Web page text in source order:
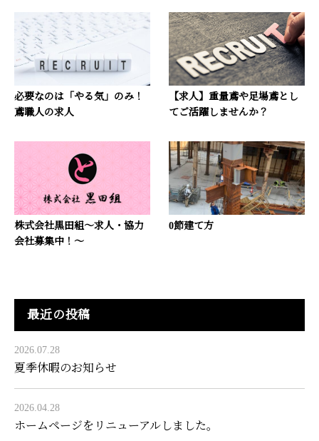
必要なのは「やる気」のみ！
鳶職人の求人
【求人】重量鳶や足場鳶とし
てご活躍しませんか？
株式会社黒田組～求人・協力
会社募集中！～
0節建て方
最近の投稿
2026.07.28
夏季休暇のお知らせ
2026.04.28
ホームページをリニューアルしました。